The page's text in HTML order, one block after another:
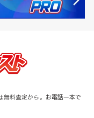
無料査定から。お電話一本で